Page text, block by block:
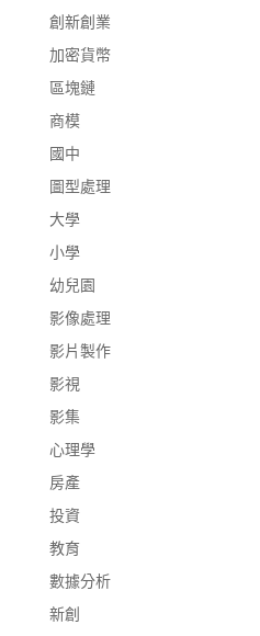
創新創業
加密貨幣
區塊鏈
商模
國中
圖型處理
大學
小學
幼兒園
影像處理
影片製作
影視
影集
心理學
房產
投資
教育
數據分析
新創